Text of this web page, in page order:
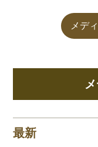
メデ
最新